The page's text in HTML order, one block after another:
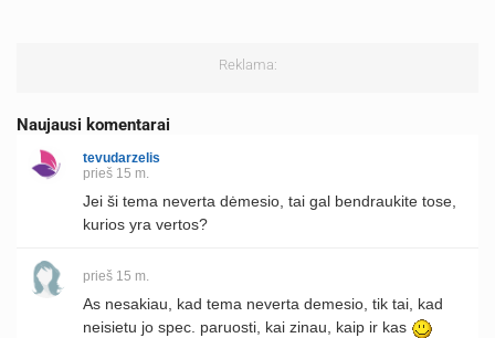
Reklama:
Naujausi komentarai
tevudarzelis
prieš 15 m.
Jei ši tema neverta dėmesio, tai gal bendraukite tose,
kurios yra vertos?
prieš 15 m.
As nesakiau, kad tema neverta demesio, tik tai, kad
neisietu jo spec. paruosti, kai zinau, kaip ir kas